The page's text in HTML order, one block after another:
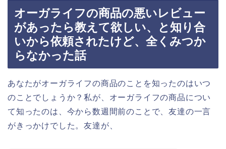
オーガライフの商品の悪いレビュー
があったら教えて欲しい、と知り合
いから依頼されたけど、全くみつか
らなかった話
あなたがオーガライフの商品のことを知ったのはいつ
のことでしょうか？私が、オーガライフの商品につい
て知ったのは、今から数週間前のことで、友達の一言
がきっかけでした。友達が、